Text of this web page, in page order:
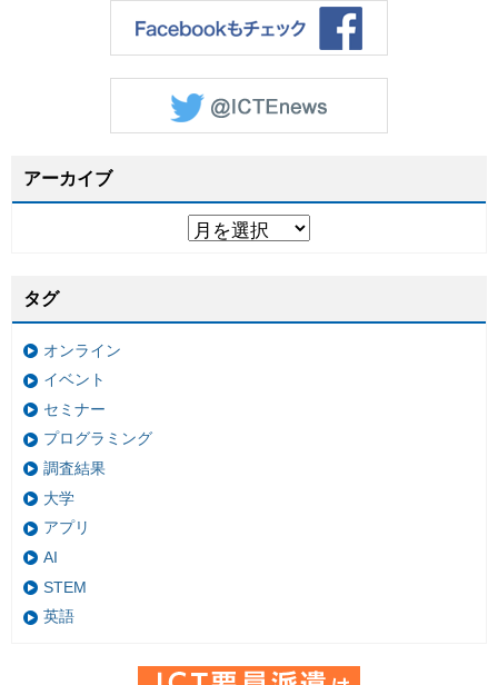
アーカイブ
タグ
オンライン
イベント
セミナー
プログラミング
調査結果
大学
アプリ
AI
STEM
英語